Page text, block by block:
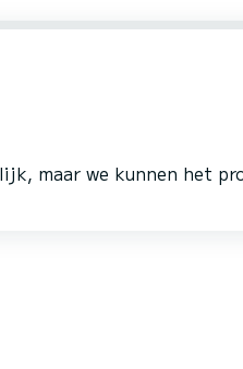
maar we kunnen het